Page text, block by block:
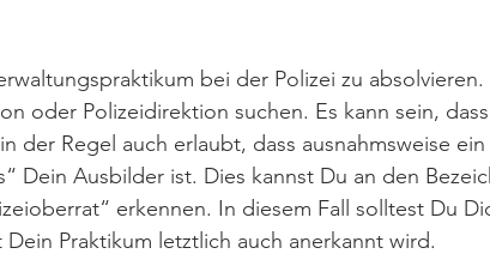
bei der Polizei zu
oder Polizeidirektion suchen. Es kann sein,
der Regel auch erlaubt, dass ausnahmsweise
Dein Ausbilder ist. Dies kannst Du an den
erkennen. In diesem Fall solltest Du
Praktikum letztlich auch anerkannt wird.